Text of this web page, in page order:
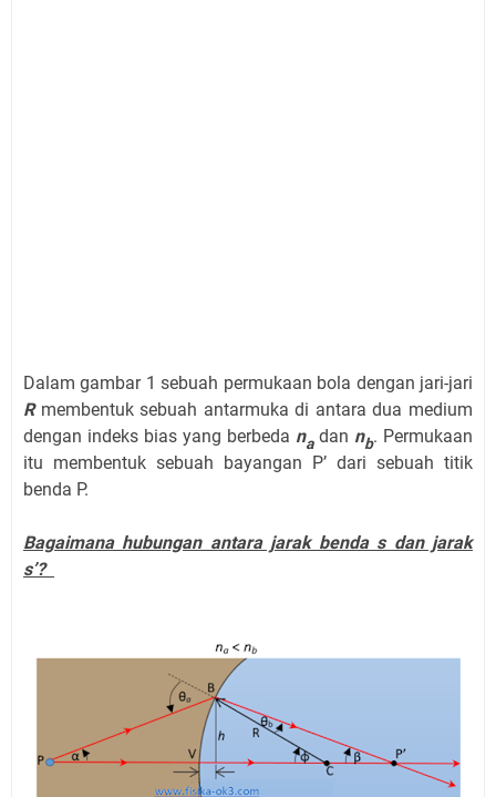
Dalam gambar 1 sebuah permukaan bola dengan jari-jari
Rmembentuk sebuah antarmuka di antara dua medium
dengan indeks bias yang berbeda na dan nb. Permukaan
itu membentuk sebuah bayangan P’ dari sebuah titik
benda P.
Bagaimana hubungan antara jarak benda s dan jarak
s’?